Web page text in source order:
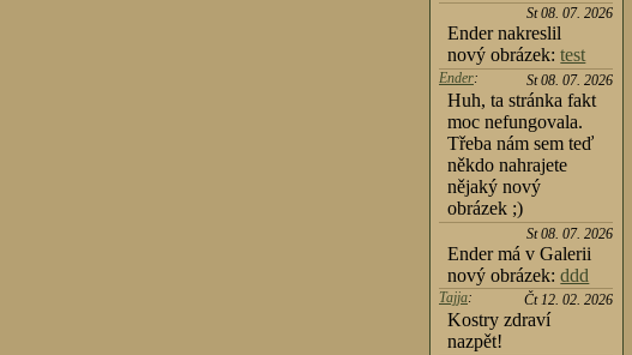
St 08. 07. 2026
Ender nakreslil
nový obrázek:test
St 08. 07. 2026
Ender:
Huh, ta stránka fakt
moc nefungovala.
Třeba nám sem teď
někdo nahrajete
nějaký nový
obrázek ;)
St 08. 07. 2026
Ender má v Galerii
nový obrázek:ddd
Čt 12. 02. 2026
Tajja:
Kostry zdraví
nazpět!